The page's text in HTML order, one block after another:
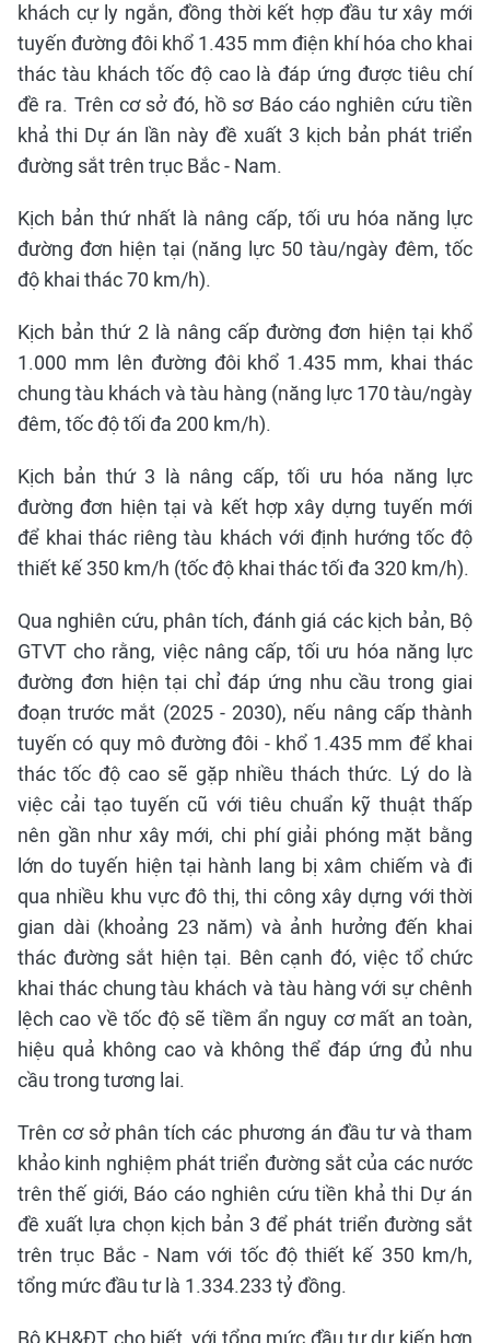
khách cự ly ngắn, đồng thời kết hợp đầu tư xây mới
tuyến đường đôi khổ 1.435 mm điện khí hóa cho khai
thác tàu khách tốc độ cao là đáp ứng được tiêu chí
đề ra. Trên cơ sở đó, hồ sơ Báo cáo nghiên cứu tiền
khả thi Dự án lần này đề xuất 3 kịch bản phát triển
đường sắt trên trục Bắc - Nam.
Kịch bản thứ nhất là nâng cấp, tối ưu hóa năng lực
đường đơn hiện tại (năng lực 50 tàu/ngày đêm, tốc
độ khai thác 70 km/h).
Kịch bản thứ 2 là nâng cấp đường đơn hiện tại khổ
1.000 mm lên đường đôi khổ 1.435 mm, khai thác
chung tàu khách và tàu hàng (năng lực 170 tàu/ngày
đêm, tốc độ tối đa 200 km/h).
Kịch bản thứ 3 là nâng cấp, tối ưu hóa năng lực
đường đơn hiện tại và kết hợp xây dựng tuyến mới
để khai thác riêng tàu khách với định hướng tốc độ
thiết kế 350 km/h (tốc độ khai thác tối đa 320 km/h).
Qua nghiên cứu, phân tích, đánh giá các kịch bản, Bộ
GTVT cho rằng, việc nâng cấp, tối ưu hóa năng lực
đường đơn hiện tại chỉ đáp ứng nhu cầu trong giai
đoạn trước mắt (2025 - 2030), nếu nâng cấp thành
tuyến có quy mô đường đôi - khổ 1.435 mm để khai
thác tốc độ cao sẽ gặp nhiều thách thức. Lý do là
việc cải tạo tuyến cũ với tiêu chuẩn kỹ thuật thấp
nên gần như xây mới, chi phí giải phóng mặt bằng
lớn do tuyến hiện tại hành lang bị xâm chiếm và đi
qua nhiều khu vực đô thị, thi công xây dựng với thời
gian dài (khoảng 23 năm) và ảnh hưởng đến khai
thác đường sắt hiện tại. Bên cạnh đó, việc tổ chức
khai thác chung tàu khách và tàu hàng với sự chênh
lệch cao về tốc độ sẽ tiềm ẩn nguy cơ mất an toàn,
hiệu quả không cao và không thể đáp ứng đủ nhu
cầu trong tương lai.
Trên cơ sở phân tích các phương án đầu tư và tham
khảo kinh nghiệm phát triển đường sắt của các nước
trên thế giới, Báo cáo nghiên cứu tiền khả thi Dự án
đề xuất lựa chọn kịch bản 3 để phát triển đường sắt
trên trục Bắc - Nam với tốc độ thiết kế 350 km/h,
tổng mức đầu tư là 1.334.233 tỷ đồng.
Bộ KH&ĐT cho biết, với tổng mức đầu tư dự kiến hơn